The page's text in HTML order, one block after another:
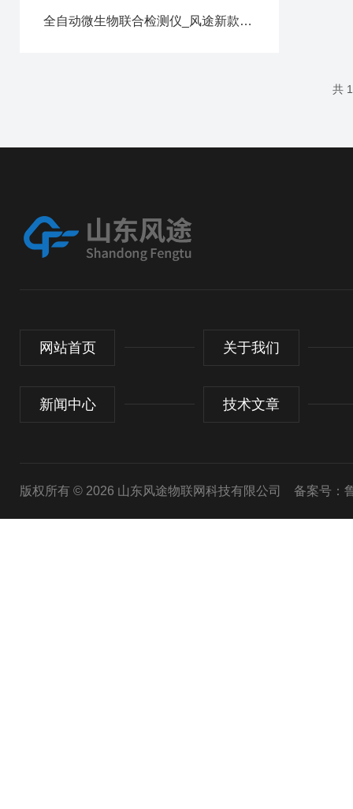
全自动微生物联合检测仪_风途新款上架
共
网站首页 关于我们
新闻中心 技术文章
版权所有 © 2026 山东风途物联网科技有限公司 备案号：